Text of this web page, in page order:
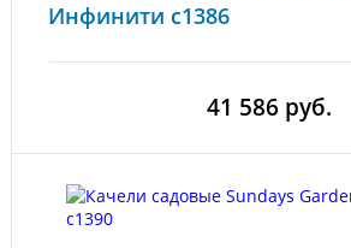
Инфинити с1386
41 586 руб.